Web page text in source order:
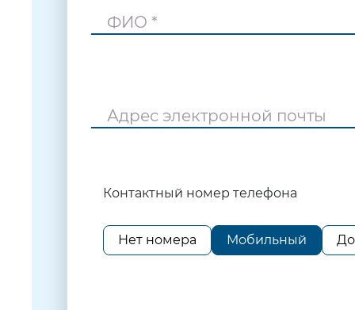
ФИО *
Адрес электронной почты
Контактный номер телефона
Нет номера Мобильный